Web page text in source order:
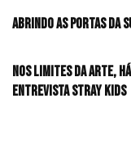
Abrindo as portas da
Nos limites da arte,
Entrevista Stray Kids